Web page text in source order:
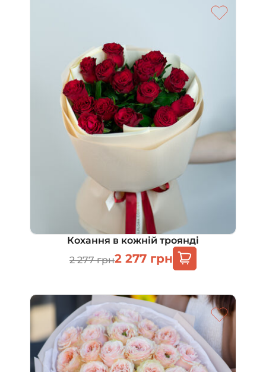
Кохання в кожній троянді
2 277 грн2 277 грн